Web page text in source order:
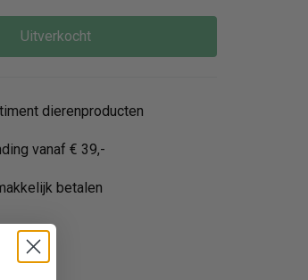
Uitverkocht
dierenproducten
vanaf € 39,-
betalen